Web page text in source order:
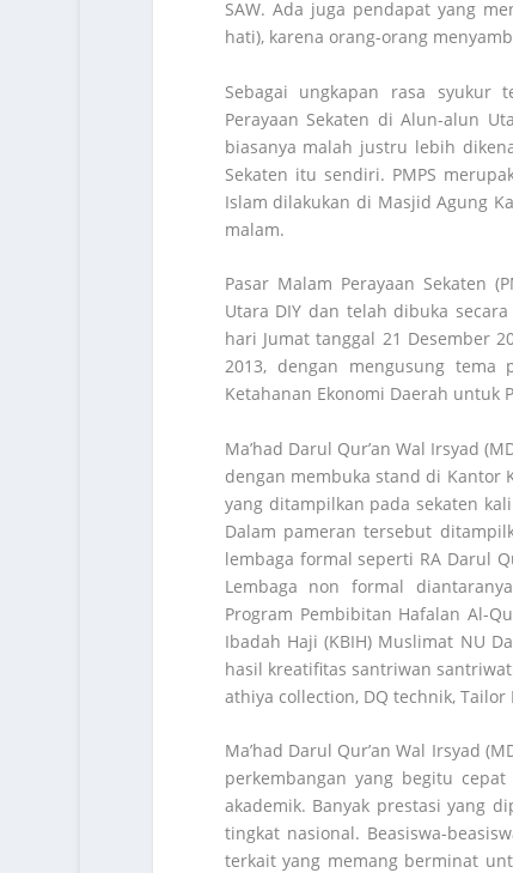
SAW. Ada juga pendapat yang
hati), karena orang-orang
Sebagai ungkapan rasa syukur
Perayaan Sekaten di Alun-alun
biasanya malah justru lebih
Sekaten itu sendiri. PMPS
Islam dilakukan di Masjid Agung
malam.
Pasar Malam Perayaan Sekaten
Utara DIY dan telah dibuka
hari Jumat tanggal 21 Desember
2013, dengan mengusung tema
Ketahanan Ekonomi Daerah untuk
Ma’had Darul Qur’an Wal Irsyad
dengan membuka stand di Kantor
yang ditampilkan pada sekaten
Dalam pameran tersebut
lembaga formal seperti RA Darul
Lembaga non formal
Program Pembibitan Hafalan Al-
Ibadah Haji (KBIH) Muslimat NU
hasil kreatifitas santriwan
athiya collection, DQ technik, Tailor
Ma’had Darul Qur’an Wal Irsyad
perkembangan yang begitu
akademik. Banyak prestasi yang
tingkat nasional. Beasiswa-
terkait yang memang berminat